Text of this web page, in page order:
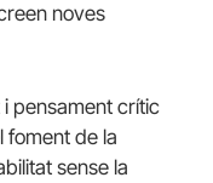
noves
pensament crític
foment de la
sense la